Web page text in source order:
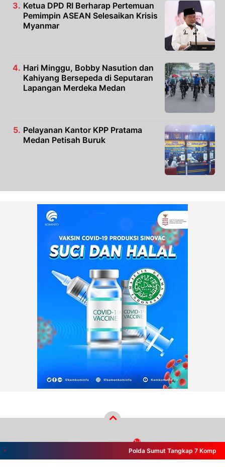
Ketua DPD RI Berharap Pertemuan
Pemimpin ASEAN Selesaikan Krisis
Myanmar
Hari Minggu, Bobby Nasution dan
Kahiyang Bersepeda di Seputaran
Lapangan Merdeka Medan
Pelayanan Kantor KPP Pratama
Medan Petisah Buruk
Polda Sumut Tangkap 7
Copyright ©2026wikiberita.com™- PT Wiki Cakrawala Media